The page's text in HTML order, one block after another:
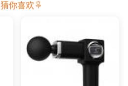
猜你喜欢